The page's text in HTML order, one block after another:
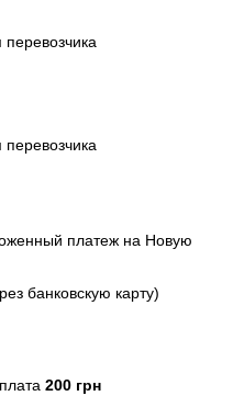
платеж на Новую
банковскую карту)
200 грн